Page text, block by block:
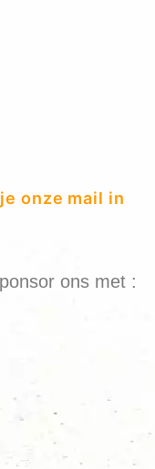
onze mail in
ons met :